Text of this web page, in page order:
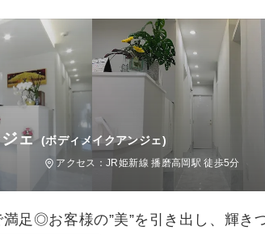
ェ (ボディメイクアンジェ)
アクセス：JR姫新線 播磨高岡駅 徒歩5分
満足◎お客様の”美”を引き出し、輝